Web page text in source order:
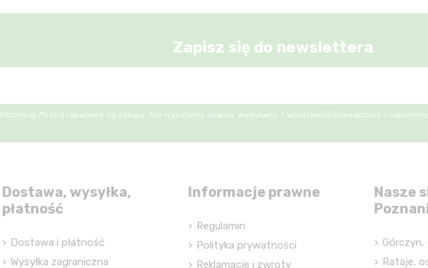
Zapisz się do newslettera
7% kod rabatowy na zakupy. Nie wysyłamy spamu, wysyłamy 1 wiadomość miesięcznie z
Dostawa, wysyłka,
płatność
Dostawa i płatność
Wysyłka zagraniczna
Informacje prawne
Regulamin
Polityka prywatności
Reklamacje i zwroty
Nasze
Górczyn,
Rataje,